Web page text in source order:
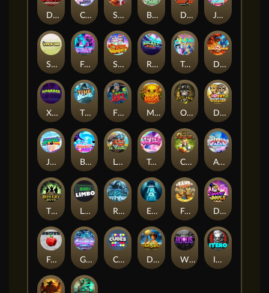
Dark Summoning Cloud Princess Shaolin Master Book of Time Drop'em Jelly Slice
Stick'em Feel The Beat Snow Slingers Rocket Reels Twisted Lab Dragon’s Domain
Xpander Time Spinners Fire My Laser Mighty Masks Outlasw Inc Donut Division
Joker Bombs BOUNCY BOMBS Le Viking Tasty Treats Cash Quest Alpha Eagle
The Bowery Boys Limbo Rise of Ymir Evil Eyes Frank's Farm DONNY DOUGH
Frutz Gronk's Gems Cubes Dawn of Kings Wings of Horus ITERO